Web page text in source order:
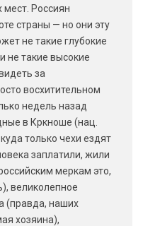
Россиян
страны — но они эту
не такие глубокие
не такие высокие
за
восхитительном
недель назад
в Кркноше (нац.
только чехи ездят
заплатили, жили
меркам это,
великолепное
(правда, наших
хозяина),